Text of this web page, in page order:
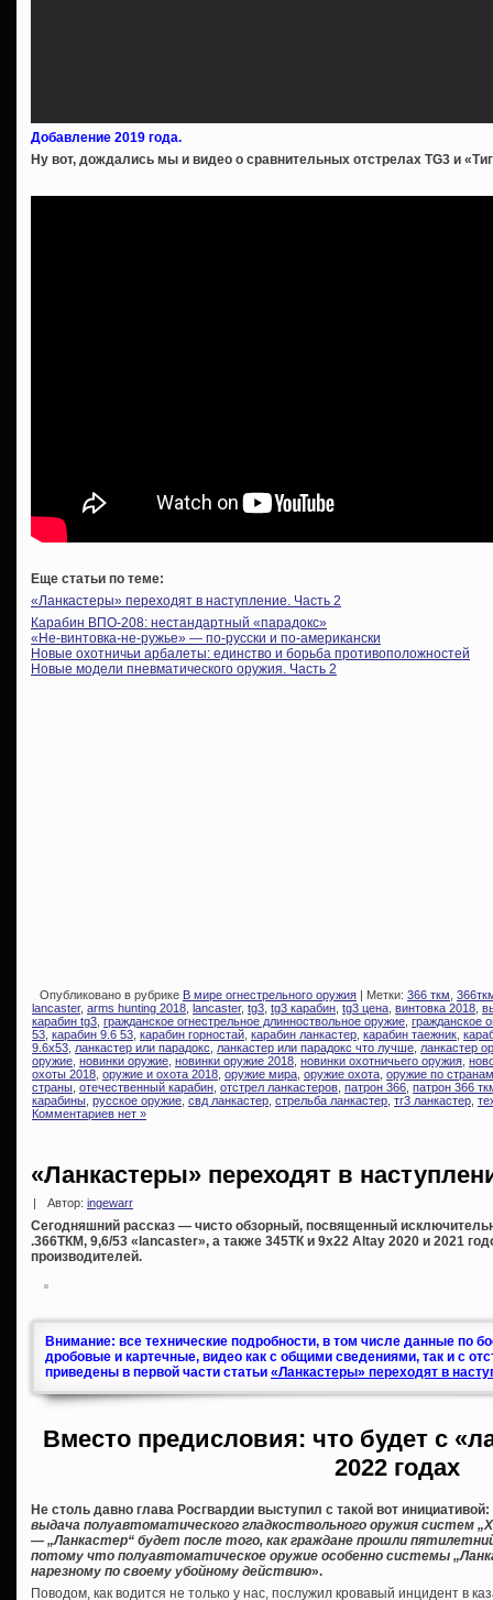
Добавление 2019 года.
Ну вот, дождались мы и видео о сравнительных отстрелах TG3 и
Еще статьи по теме:
«Ланкастеры» переходят в наступление. Часть 2
Карабин ВПО-208: нестандартный «парадокс»
«Не-винтовка-не-ружье» — по-русски и по-американски
Новые охотничьи арбалеты: единство и борьба противоположностей
Новые модели пневматического оружия. Часть 2
Опубликовано в рубрике В мире огнестрельного оружия | Метки: 366 ткм
lancaster, arms hunting 2018 lancaster, tg3 tg3 карабин tg3 цена винтовка 2018
карабин tg3 гражданское огнестрельное длинноствольное оружие гражданское
53 карабин 9.6 53 карабин горностай карабин ланкастер карабин таежник
9.6х53 ланкастер или парадокс ланкастер или парадокс что лучше ланкастер
оружие новинки оружие новинки оружие 2018 новинки охотничьего оружия
охоты 2018 оружие и охота 2018 оружие мира оружие охота оружие по странам
страны отечественный карабин отстрел ланкастеров патрон 366 патрон 366
карабины русское оружие свд ланкастер стрельба ланкастер тг3 ланкастер
Комментариев нет »
«Ланкастеры» переходят в
| Автор: ingewarr
Сегодняшний рассказ — чисто обзорный, посвященный
.366ТКМ, 9,6/53 «lancaster», а также 345ТК и 9х22 Altay 2020 и 2021
производителей.
Внимание: все технические подробности, в том числе данные по
дробовые и картечные, видео как с общими сведениями, так и с
приведены в первой части статьи «Ланкастеры» переходят в
Вместо предисловия: что будет с
2022 годах
Не столь давно глава Росгвардии выступил с такой вот инициативой:
выдача полуавтоматического гладкоствольного оружия систем
— „Ланкастер“ будет после того, как граждане прошли
потому что полуавтоматическое оружие особенно системы
нарезному по своему убойному действию».
Поводом, как водится не только у нас, послужил кровавый инцидент в